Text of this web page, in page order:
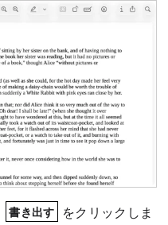
書き出す をクリックしま